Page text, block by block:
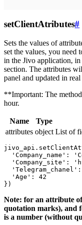
setClientAtributes#
Sets the values ​​of
set the values, you need
in the Jivo application,
section. The attributes
panel and updated in
**Important: The
hour.
Name Type
attributes object List of
'Company_name':
'Company_site':
  'Age': 42
Note: for an attribute
quotation marks), and
is a number (without